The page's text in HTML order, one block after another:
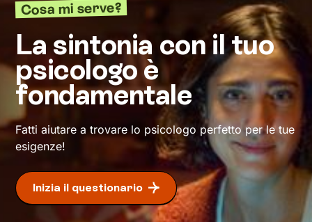
fianco durante l’arrampicata per
sostenertie
motivarti. Aggiungi una buona dose di
determinazioneper iniziare e portare a termine
l’impresa, e arriverai alla tanto agognata vetta:
il tuo benessere.
Cosa mi serve?
La sintonia con il tuo
psicologo è
fondamentale
Fatti aiutare a trovare lo psicologo perfetto per le tue
esigenze!
Inizia il questionario